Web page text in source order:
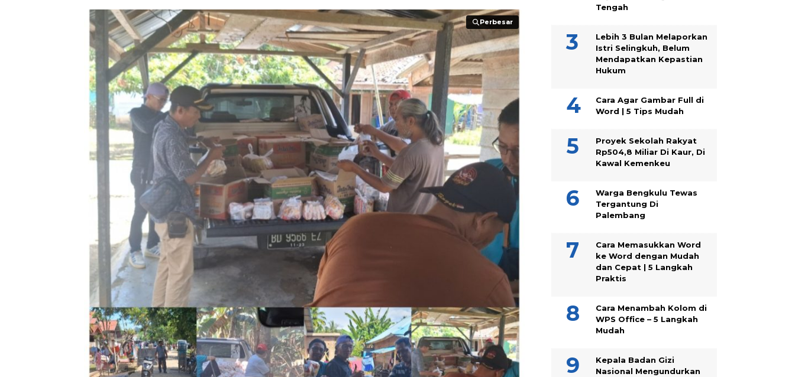
Perbesar
Perbesar
Tengah
Lebih 3 Bulan Melaporkan
Istri Selingkuh, Belum
Mendapatkan Kepastian
Hukum
Cara Agar Gambar Full di
Word | 5 Tips Mudah
Proyek Sekolah Rakyat
Rp504,8 Miliar Di Kaur, Di
Kawal Kemenkeu
Warga Bengkulu Tewas
Tergantung Di
Palembang
Cara Memasukkan Word
ke Word dengan Mudah
dan Cepat | 5 Langkah
Praktis
Cara Menambah Kolom di
WPS Office – 5 Langkah
Mudah
Kepala Badan Gizi
Nasional Mengundurkan